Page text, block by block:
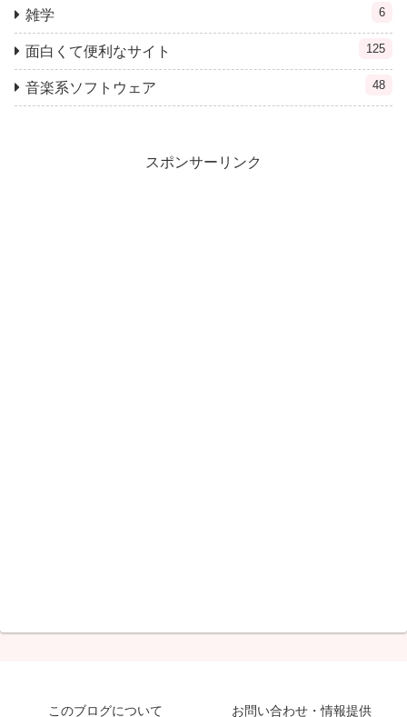
雑学 6
面白くて便利なサイト 125
音楽系ソフトウェア 48
スポンサーリンク
このブログについて お問い合わせ・情報提供